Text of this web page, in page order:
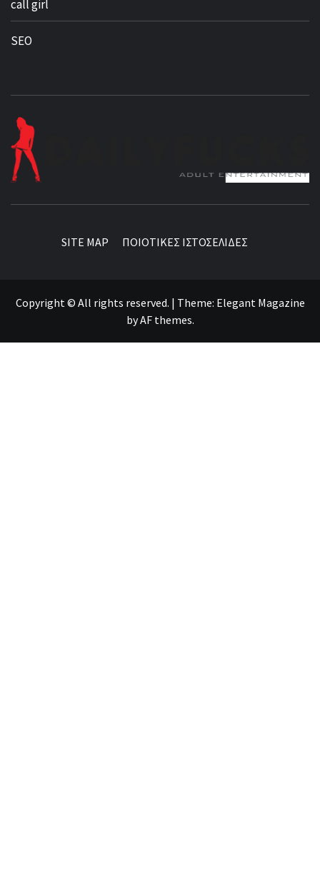
call girl
SEO
SITE MAP ΠΟΙΟΤΙΚΕΣ ΙΣΤΟΣΕΛΙΔΕΣ
Copyright © All rights reserved. | Theme: Elegant Magazine
byAF themes.